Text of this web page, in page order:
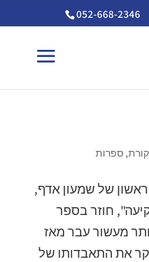
052-668-2346
, ספרות
של שמעון אדף,
חוזר בספר
מעשור עבר מאז
את התאבדותו של